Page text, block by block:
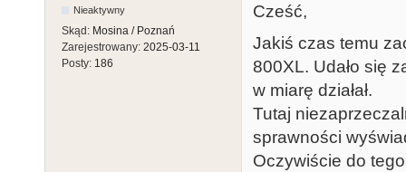
Nieaktywny
Skąd: Mosina / Poznań
Zarejestrowany: 2025-03-11
Posty: 186
Cześć,
Jakiś czas temu
800XL. Udało się
w miarę działał.
Tutaj
sprawności
Oczywiście do